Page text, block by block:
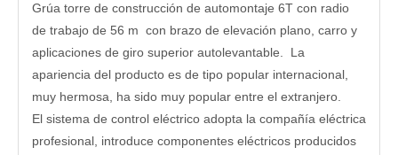
Grúa torre de construcción de automontaje 6T con radio
de trabajo de 56 m con brazo de elevación plano, carro y
aplicaciones de giro superior autolevantable. La
apariencia del producto es de tipo popular internacional,
muy hermosa, ha sido muy popular entre el extranjero.
El sistema de control eléctrico adopta la compañía eléctrica
profesional, introduce componentes eléctricos producidos